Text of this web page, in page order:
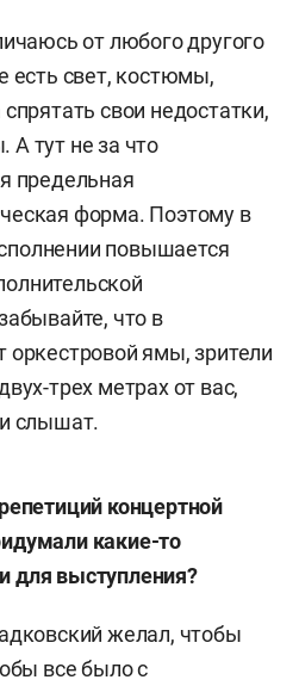
от любого другого
есть свет, костюмы,
свои недостатки,
тут не за что
предельная
форма. Поэтому в
повышается
что в
оркестровой ямы, зрители
трех метрах от вас,
слышат.
концертной
какие-то
для выступления?
желал, чтобы
все было с